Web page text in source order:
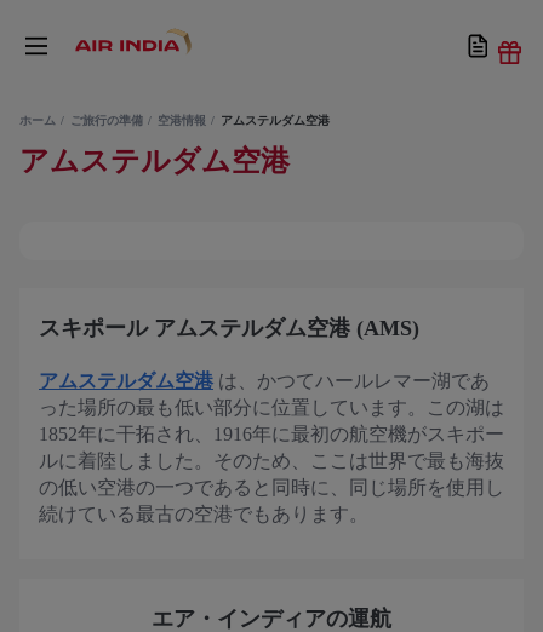
ホーム ご旅行の準備 空港情報 アムステルダム空港
アムステルダム空港
スキポール アムステルダム空港 (AMS)
アムステルダム空港 は、かつてハールレマー湖であ
った場所の最も低い部分に位置しています。この湖は
1852年に干拓され、1916年に最初の航空機がスキポー
ルに着陸しました。そのため、ここは世界で最も海抜
の低い空港の一つであると同時に、同じ場所を使用し
続けている最古の空港でもあります。
エア・インディアの運航